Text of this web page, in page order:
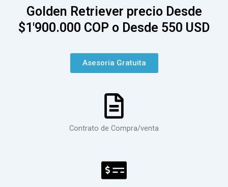
Golden Retriever precio Desde
$1'900.000 COP o Desde 550 USD
Asesoria Gratuita
Contrato de Compra/venta